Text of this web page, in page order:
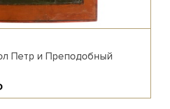
Петр и Преподобный